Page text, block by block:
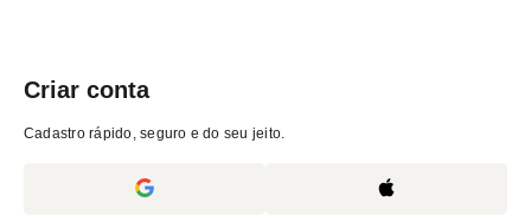
Criar conta
Cadastro rápido, seguro e do seu jeito.